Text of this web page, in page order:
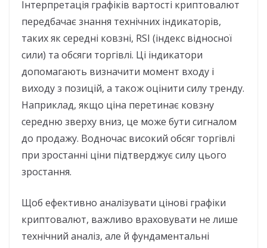
Інтерпретація графіків вартості криптовалют
передбачає знання технічних індикаторів,
таких як середні ковзні, RSI (індекс відносної
сили) та обсяги торгівлі. Ці індикатори
допомагають визначити момент входу і
виходу з позицій, а також оцінити силу тренду.
Наприклад, якщо ціна перетинає ковзну
середню зверху вниз, це може бути сигналом
до продажу. Водночас високий обсяг торгівлі
при зростанні ціни підтверджує силу цього
зростання.
Щоб ефективно аналізувати цінові графіки
криптовалют, важливо враховувати не лише
технічний аналіз, але й фундаментальні